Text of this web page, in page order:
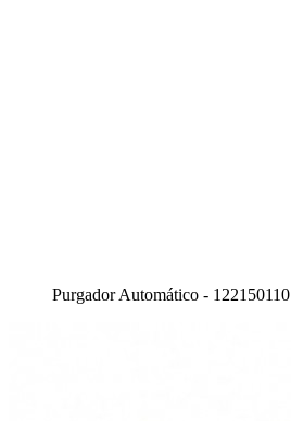
Purgador Automático - 122150110